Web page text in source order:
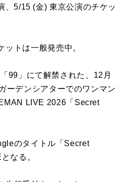
、5/15 (金) 東京公演のチケッ
ットは一般発売中。
99」にて解禁された、12月
ーデンシアターでのワンマン
LIVE 2026「Secret
のタイトル「Secret
なる。